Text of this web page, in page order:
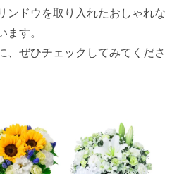
ンドウを取り入れたおしゃれな
ます。
、ぜひチェックしてみてくださ